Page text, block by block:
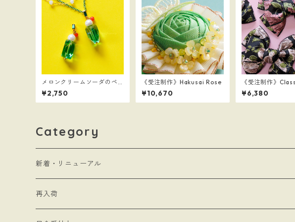
メロンクリームソーダのペ
ンダントトップ
¥2,750
《受注制作》Hakusai Rose
¥10,670
《受注制作》
Ribbon brooch
¥6,380
Category
新着・リニューアル
再入荷